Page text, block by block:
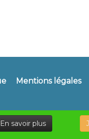
Mentions légales
En savoir plus